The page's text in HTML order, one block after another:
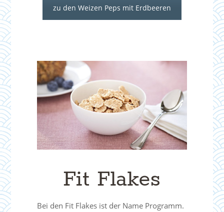
zu den Weizen Peps mit Erdbeeren
Fit Flakes
Bei den Fit Flakes ist der Name Programm.